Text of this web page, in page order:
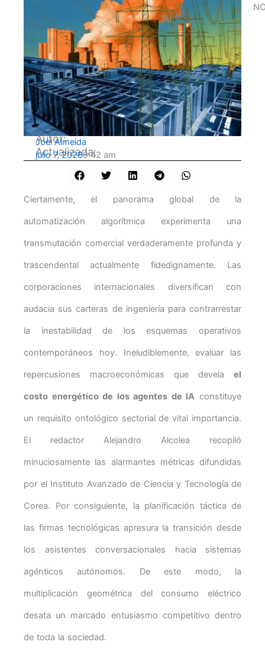
Autor:
Joel Almeida
Actualizada:
julio 7, 20269:42 am
Ciertamente, el panorama global de la
automatización algorítmica experimenta una
transmutación comercial verdaderamente profunda y
trascendental actualmente fidedignamente. Las
corporaciones internacionales diversifican con
audacia sus carteras de ingeniería para contrarrestar
la inestabilidad de los esquemas operativos
contemporáneos hoy. Ineludiblemente, evaluar las
repercusiones macroeconómicas que devela el
costo energético de los agentes de IA constituye
un requisito ontológico sectorial de vital importancia.
El redactor Alejandro Alcolea recopiló
minuciosamente las alarmantes métricas difundidas
por el Instituto Avanzado de Ciencia y Tecnología de
Corea. Por consiguiente, la planificación táctica de
las firmas tecnológicas apresura la transición desde
los asistentes conversacionales hacia sistemas
agénticos autónomos. De este modo, la
multiplicación geométrica del consumo eléctrico
desata un marcado entusiasmo competitivo dentro
de toda la sociedad.